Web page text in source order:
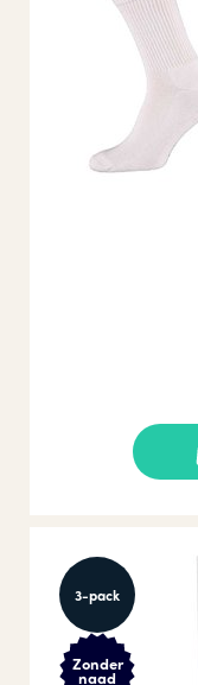
3-pack
Zonder
naad